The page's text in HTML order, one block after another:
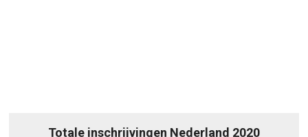
Totale inschrijvingen Nederland 2020